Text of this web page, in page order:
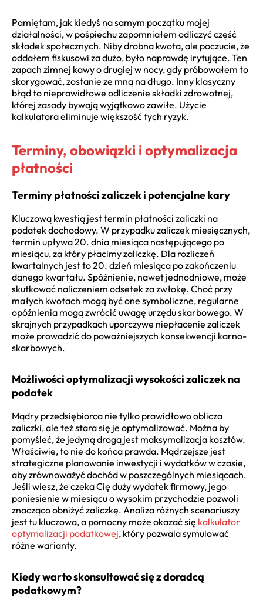
Pamiętam, jak kiedyś na samym początku mojej
działalności, w pośpiechu zapomniałem odliczyć część
składek społecznych. Niby drobna kwota, ale poczucie, że
oddałem fiskusowi za dużo, było naprawdę irytujące. Ten
zapach zimnej kawy o drugiej w nocy, gdy próbowałem to
skorygować, zostanie ze mną na długo. Inny klasyczny
błąd to nieprawidłowe odliczenie składki zdrowotnej,
której zasady bywają wyjątkowo zawiłe. Użycie
kalkulatora eliminuje większość tych ryzyk.
Terminy, obowiązki i optymalizacja
płatności
Terminy płatności zaliczek i potencjalne kary
Kluczową kwestią jest termin płatności zaliczki na
podatek dochodowy. W przypadku zaliczek miesięcznych,
termin upływa 20. dnia miesiąca następującego po
miesiącu, za który płacimy zaliczkę. Dla rozliczeń
kwartalnych jest to 20. dzień miesiąca po zakończeniu
danego kwartału. Spóźnienie, nawet jednodniowe, może
skutkować naliczeniem odsetek za zwłokę. Choć przy
małych kwotach mogą być one symboliczne, regularne
opóźnienia mogą zwrócić uwagę urzędu skarbowego. W
skrajnych przypadkach uporczywe niepłacenie zaliczek
może prowadzić do poważniejszych konsekwencji karno-
skarbowych.
Możliwości optymalizacji wysokości zaliczek na
podatek
Mądry przedsiębiorca nie tylko prawidłowo oblicza
zaliczki, ale też stara się je optymalizować. Można by
pomyśleć, że jedyną drogą jest maksymalizacja kosztów.
Właściwie, to nie do końca prawda. Mądrzejsze jest
strategiczne planowanie inwestycji i wydatków w czasie,
aby zrównoważyć dochód w poszczególnych miesiącach.
Jeśli wiesz, że czeka Cię duży wydatek firmowy, jego
poniesienie w miesiącu o wysokim przychodzie pozwoli
znacząco obniżyć zaliczkę. Analiza różnych scenariuszy
jest tu kluczowa, a pomocny może okazać się kalkulator
optymalizacji podatkowej, który pozwala symulować
różne warianty.
Kiedy warto skonsultować się z doradcą
podatkowym?